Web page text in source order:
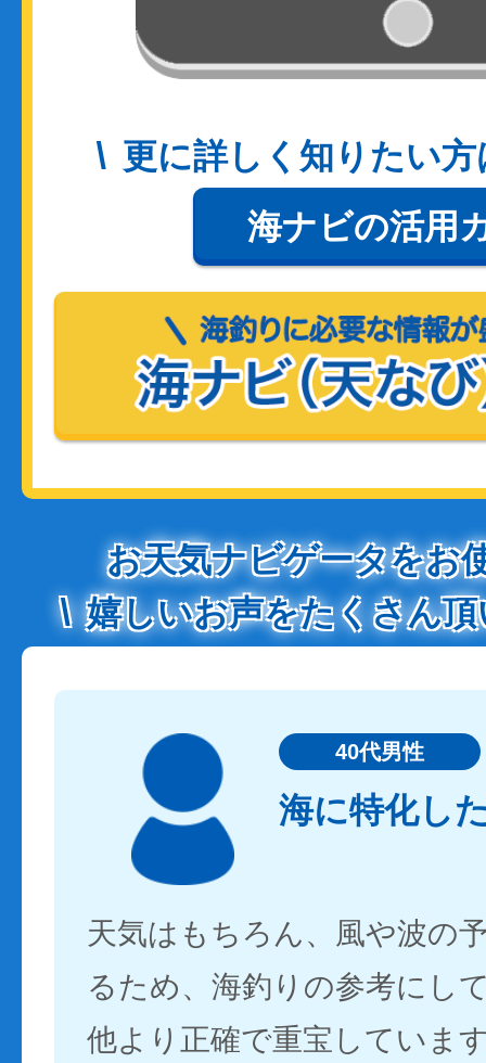
更に詳しく知りたい
海ナビの活用
お天気ナビゲータをお
嬉しいお声をたくさん
40代男性
海に特化し
天気はもちろん、風や波の
るため、海釣りの参考にし
他より正確で重宝していま